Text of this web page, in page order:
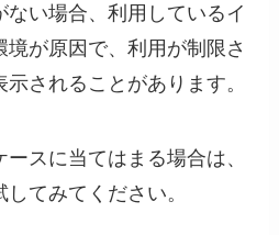
い場合、利用しているイ
が原因で、利用が制限さ
されることがあります。
スに当てはまる場合は、
てみてください。